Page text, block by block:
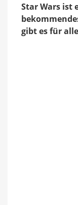
Star Wars ist
gibt es für